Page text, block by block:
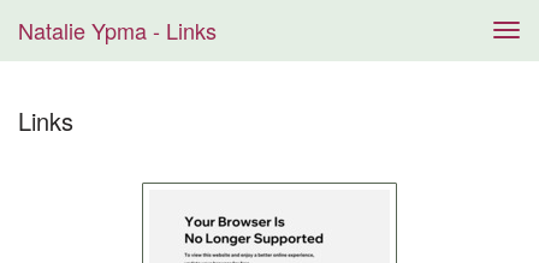
Natalie Ypma - Links
Links